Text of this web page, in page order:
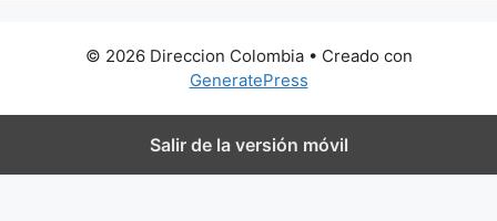
© 2026 Direccion Colombia• Creado con
GeneratePress
Salir de la versión móvil